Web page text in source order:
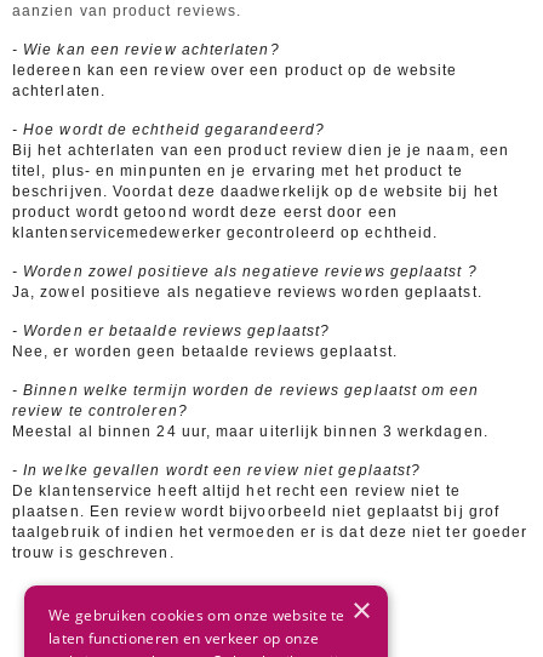
aanzien van product reviews.
- Wie kan een review achterlaten?
Iedereen kan een review over een product op de website
achterlaten.
- Hoe wordt de echtheid gegarandeerd?
Bij het achterlaten van een product review dien je je naam, een
titel, plus- en minpunten en je ervaring met het product te
beschrijven. Voordat deze daadwerkelijk op de website bij het
product wordt getoond wordt deze eerst door een
klantenservicemedewerker gecontroleerd op echtheid.
- Worden zowel positieve als negatieve reviews geplaatst ?
Ja, zowel positieve als negatieve reviews worden geplaatst.
- Worden er betaalde reviews geplaatst?
Nee, er worden geen betaalde reviews geplaatst.
- Binnen welke termijn worden de reviews geplaatst om een
review te controleren?
Meestal al binnen 24 uur, maar uiterlijk binnen 3 werkdagen.
- In welke gevallen wordt een review niet geplaatst?
De klantenservice heeft altijd het recht een review niet te
plaatsen. Een review wordt bijvoorbeeld niet geplaatst bij grof
taalgebruik of indien het vermoeden er is dat deze niet ter goeder
trouw is geschreven.
×
We gebruiken cookies om onze website te
laten functioneren en verkeer op onze